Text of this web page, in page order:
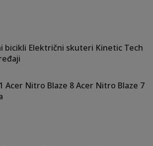
bicikli Električni skuteri Kinetic Tech
Acer Nitro Blaze 8Acer Nitro Blaze 7